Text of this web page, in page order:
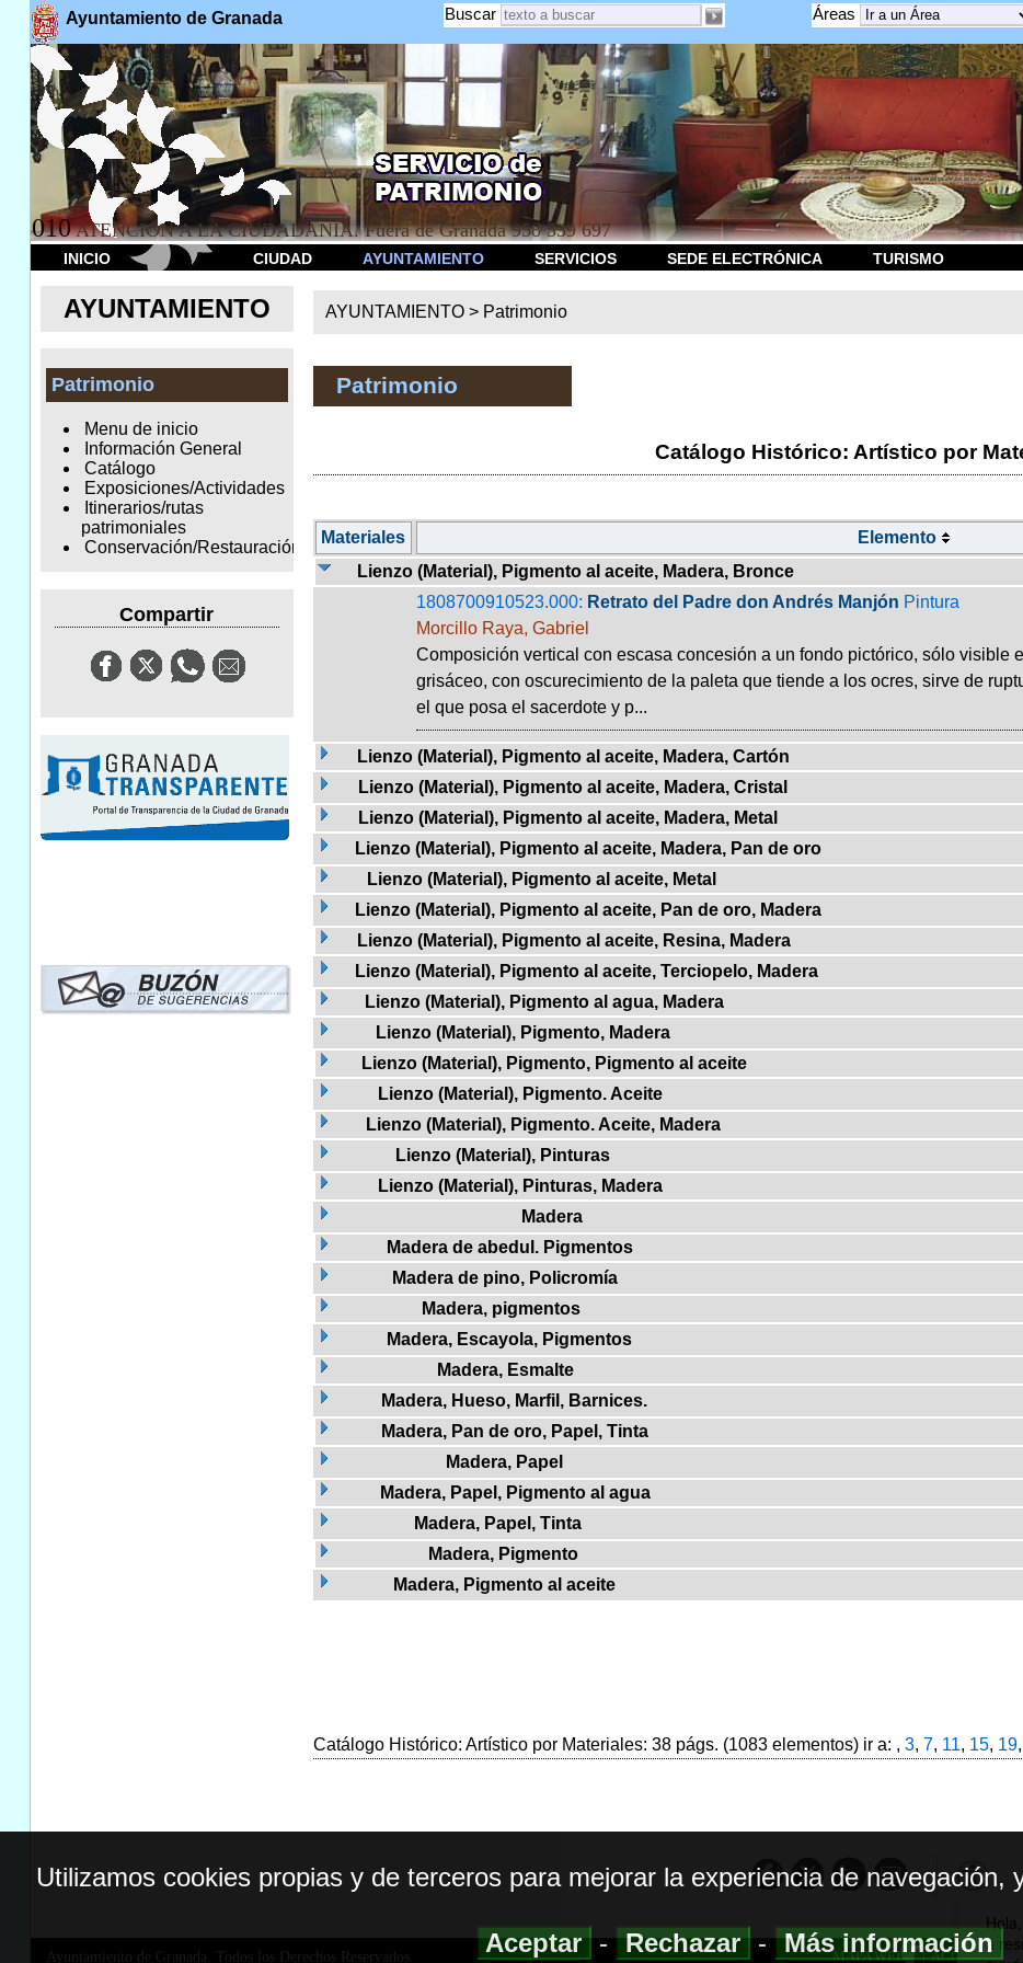
Ayuntamiento de Granada Áreas
Buscar
010 ATENCION A LA CIUDADANÍA. Fuera de Granada 958 539 697
INICIO CIUDAD AYUNTAMIENTO SERVICIOS SEDE ELECTRÓNICA TURISMO
AYUNTAMIENTO
Patrimonio
Menu de inicio
Información General
Catálogo
Exposiciones/Actividades
Itinerarios/rutas
patrimoniales
Conservación/Restauración
Compartir
AYUNTAMIENTO > Patrimonio
Patrimonio
Catálogo Histórico: Artístico por
Materiales
Elemento
Lienzo (Material), Pigmento al aceite, Madera, Bronce
1808700910523.000: Retrato del Padre don Andrés Manjón Pintura
Morcillo Raya, Gabriel
Composición vertical con escasa concesión a un fondo pictórico, sólo visible
grisáceo, con oscurecimiento de la paleta que tiende a los ocres, sirve de
el que posa el sacerdote y p...
Lienzo (Material), Pigmento al aceite, Madera, Cartón
Lienzo (Material), Pigmento al aceite, Madera, Cristal
Lienzo (Material), Pigmento al aceite, Madera, Metal
Lienzo (Material), Pigmento al aceite, Madera, Pan de oro
Lienzo (Material), Pigmento al aceite, Metal
Lienzo (Material), Pigmento al aceite, Pan de oro, Madera
Lienzo (Material), Pigmento al aceite, Resina, Madera
Lienzo (Material), Pigmento al aceite, Terciopelo, Madera
Lienzo (Material), Pigmento al agua, Madera
Lienzo (Material), Pigmento, Madera
Lienzo (Material), Pigmento, Pigmento al aceite
Lienzo (Material), Pigmento. Aceite
Lienzo (Material), Pigmento. Aceite, Madera
Lienzo (Material), Pinturas
Lienzo (Material), Pinturas, Madera
Madera
Madera de abedul. Pigmentos
Madera de pino, Policromía
Madera, pigmentos
Madera, Escayola, Pigmentos
Madera, Esmalte
Madera, Hueso, Marfil, Barnices.
Madera, Pan de oro, Papel, Tinta
Madera, Papel
Madera, Papel, Pigmento al agua
Madera, Papel, Tinta
Madera, Pigmento
Madera, Pigmento al aceite
Catálogo Histórico: Artístico por Materiales: 38 págs. (1083 elementos) ir a: , 3, 7, 11, 15, 19,
Ayuntamiento de Granada. Todos los Derechos Reservados. MAPA WEB|
Utilizamos cookies propias y de terceros para mejorar la experiencia de navegación,
Aceptar-Rechazar-Más información